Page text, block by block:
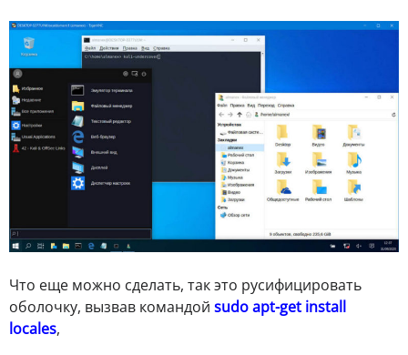
Что еще можно сделать, так это русифицировать
оболочку, вызвав командой sudo apt-get install
locales,